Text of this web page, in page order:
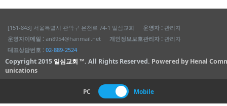
[151-843] 서울특별시 관악구 은천로 74-1 일심교회 운영자 : 관리자
운영자이메일 : an8954@hanmail.net 개인정보보호관리자 : 관리자
대표상담번호 : 02-889-2524
Copyright 2015 일심교회 ™. All Rights Reserved. Powered by Henal
unications
PC Mobile